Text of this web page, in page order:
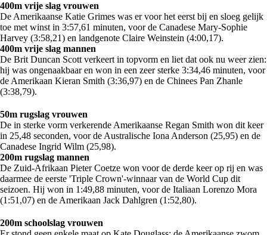
400m vrije slag vrouwen
De Amerikaanse Katie Grimes was er voor het eerst bij en sloeg gelijk
toe met winst in 3:57,61 minuten, voor de Canadese Mary-Sophie
Harvey (3:58,21) en landgenote Claire Weinstein (4:00,17).
400m vrije slag mannen
De Brit Duncan Scott verkeert in topvorm en liet dat ook nu weer zien:
hij was ongenaakbaar en won in een zeer sterke 3:34,46 minuten, voor
de Amerikaan Kieran Smith (3:36,97) en de Chinees Pan Zhanle
(3:38,79).
50m rugslag vrouwen
De in sterke vorm verkerende Amerikaanse Regan Smith won dit keer
in 25,48 seconden, voor de Australische Iona Anderson (25,95) en de
Canadese Ingrid Wilm (25,98).
200m rugslag mannen
De Zuid-Afrikaan Pieter Coetze won voor de derde keer op rij en was
daarmee de eerste 'Triple Crown'-winnaar van de World Cup dit
seizoen. Hij won in 1:49,88 minuten, voor de Italiaan Lorenzo Mora
(1:51,07) en de Amerikaan Jack Dahlgren (1:52,80).
200m schoolslag vrouwen